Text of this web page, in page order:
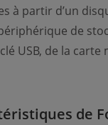
à partir d’un
de
USB, de la carte
de